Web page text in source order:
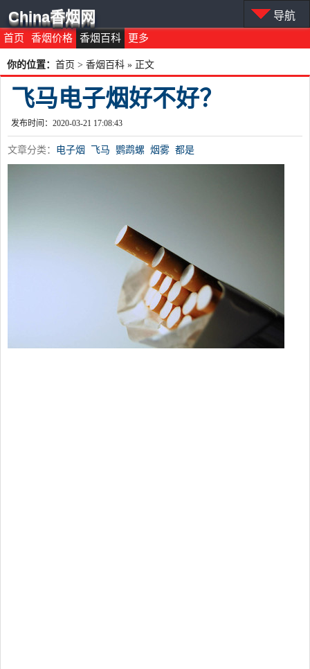
首页 香烟价格 香烟百科 更多
China香烟网 导航
你的位置： 首页 > 香烟百科 » 正文
飞马电子烟好不好？
发布时间：2020-03-21 17:08:43
文章分类： 电子烟 飞马 鹦鹉螺 烟雾 都是